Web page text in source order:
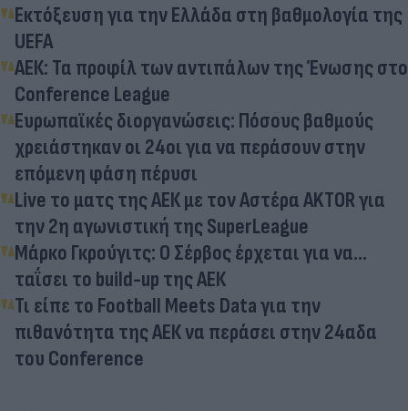
Εκτόξευση για την Ελλάδα στη βαθμολογία της
UEFA
ΑΕΚ: Τα προφίλ των αντιπάλων της Ένωσης στο
Conference League
Ευρωπαϊκές διοργανώσεις: Πόσους βαθμούς
χρειάστηκαν οι 24οι για να περάσουν στην
επόμενη φάση πέρυσι
Live το ματς της ΑΕΚ με τον Αστέρα AKTOR για
την 2η αγωνιστική της SuperLeague
Μάρκο Γκρούγιτς: Ο Σέρβος έρχεται για να...
ταΐσει το build-up της ΑΕΚ
Τι είπε το Football Meets Data για την
πιθανότητα της ΑΕΚ να περάσει στην 24αδα
του Conference